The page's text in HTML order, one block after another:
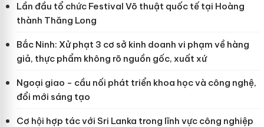
Lần đầu tổ chức Festival Võ thuật quốc tế tại Hoàng
thành Thăng Long
Bắc Ninh: Xử phạt 3 cơ sở kinh doanh vi phạm về hàng
giả, thực phẩm không rõ nguồn gốc, xuất xứ
Ngoại giao - cầu nối phát triển khoa học và công nghệ,
đổi mới sáng tạo
Cơ hội hợp tác với Sri Lanka trong lĩnh vực công nghiệp